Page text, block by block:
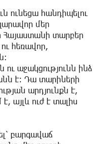
ունեցա հանդիպելու
մեր
Հայաստանի տարբեր
հեռավոր,
աջակցությունն ինձ
է։ Դա տարիների
արդյունքն է,
այլև ուժ է տալիս
բարգավաճ